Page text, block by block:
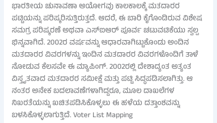
ಭಾರತೀಯ ಚುನಾವಣಾ ಆಯೋಗವು ಕಾಲಕಾಲಕ್ಕೆ ಮತದಾರರ
ಪಟ್ಟಿಯನ್ನು ಪರಿಷ್ಕರಿಸುತ್ತಿರುತ್ತದೆ. ಆದರೆ, ಈ ಬಾರಿ ಕೈಗೊಂಡಿರುವ ವಿಶೇಷ
ಸಮಗ್ರ ಪರಿಷ್ಕರಣೆ ಅಥವಾ ಎಸ್‌ಐಆರ್ ಪೂರ್ವ ಚಟುವಟಿಕೆಯು ಸ್ವಲ್ಪ
ಭಿನ್ನವಾಗಿದೆ. 2002ರ ವರ್ಷವನ್ನು ಆಧಾರವಾಗಿಟ್ಟುಕೊಂಡು ಅಂದಿನ
ಮತದಾರರ ವಿವರಗಳನ್ನು ಇಂದಿನ ಮತದಾರರ ವಿವರಗಳೊಂದಿಗೆ ತಾಳೆ
ನೋಡುವ ಕೆಲಸವೇ ಈ ಮ್ಯಾಪಿಂಗ್. 2002ರಲ್ಲಿ ದೇಶಾದ್ಯಂತ ಅತ್ಯಂತ
ವಿಸ್ತೃತವಾದ ಮತದಾರರ ಸಮೀಕ್ಷೆ ಮತ್ತು ಪಟ್ಟಿ ಸಿದ್ಧಪಡಿಸಲಾಗಿತ್ತು. ಆ
ನಂತರ ಅನೇಕ ಬದಲಾವಣೆಗಳಾಗಿದ್ದರೂ, ಮೂಲ ದಾಖಲೆಗಳ
ನಿಖರತೆಯನ್ನು ಖಚಿತಪಡಿಸಿಕೊಳ್ಳಲು ಈ ಹಳೆಯ ದತ್ತಾಂಶವನ್ನು
ಬಳಸಿಕೊಳ್ಳಲಾಗುತ್ತಿದೆ. Voter List Mapping